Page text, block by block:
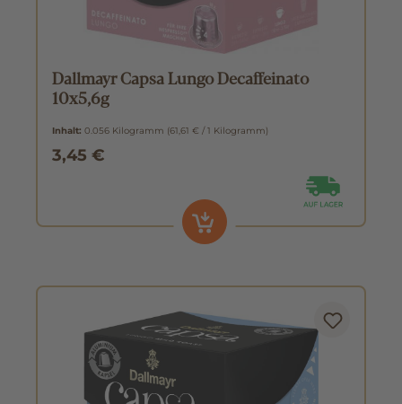
Dallmayr Capsa Lungo Decaffeinato
10x5,6g
Inhalt: 0.056 Kilogramm (61,61 € / 1 Kilogramm)
3,45 €